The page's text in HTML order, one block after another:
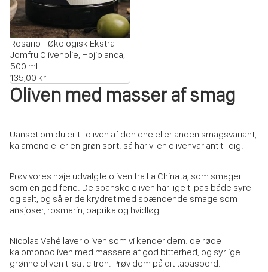
UDSOLGT
Rosario - Økologisk Ekstra
Jomfru Olivenolie, Hojiblanca,
500 ml
135,00 kr
Oliven med masser af smag
Uanset om du er til oliven af den ene eller anden smagsvariant,
kalamono eller en grøn sort: så har vi en olivenvariant til dig.
Prøv vores nøje udvalgte oliven fra La Chinata, som smager
som en god ferie. De spanske oliven har lige tilpas både syre
og salt, og så er de krydret med spændende smage som
ansjoser, rosmarin, paprika og hvidløg.
Nicolas Vahé laver oliven som vi kender dem: de røde
kalomonooliven med massere af god bitterhed, og syrlige
grønne oliven tilsat citron. Prøv dem på dit tapasbord.